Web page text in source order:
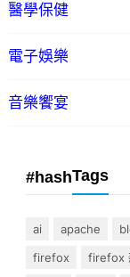
醫學保健
電子娛樂
音樂饗宴
#hashTags
ai apache
firefox
firefox